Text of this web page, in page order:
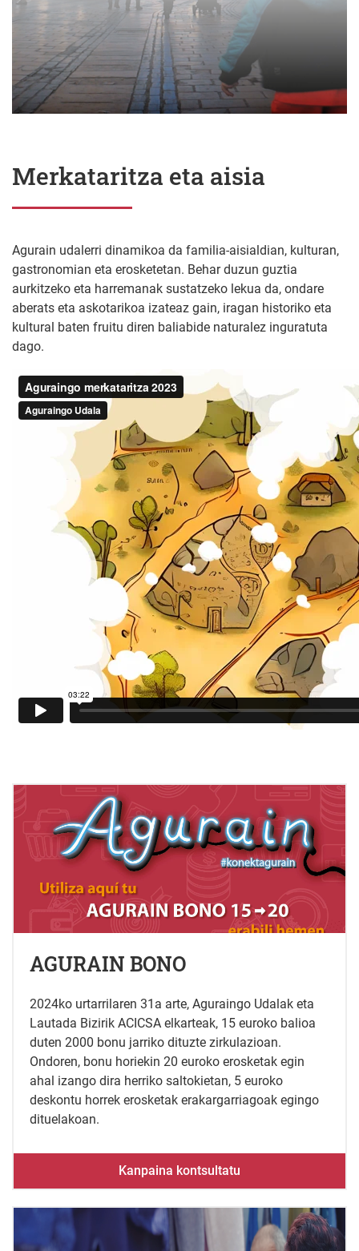
Merkataritza eta aisia
Agurain udalerri dinamikoa da familia-aisialdian, kulturan,
gastronomian eta erosketetan. Behar duzun guztia
aurkitzeko eta harremanak sustatzeko lekua da, ondare
aberats eta askotarikoa izateaz gain, iragan historiko eta
kultural baten fruitu diren baliabide naturalez inguratuta
dago.
AGURAIN BONO
2024ko urtarrilaren 31a arte, Aguraingo Udalak eta
Lautada Bizirik ACICSA elkarteak, 15 euroko balioa
duten 2000 bonu jarriko dituzte zirkulazioan.
Ondoren, bonu horiekin 20 euroko erosketak egin
ahal izango dira herriko saltokietan, 5 euroko
deskontu horrek erosketak erakargarriagoak egingo
dituelakoan.
Kanpaina kontsultatu